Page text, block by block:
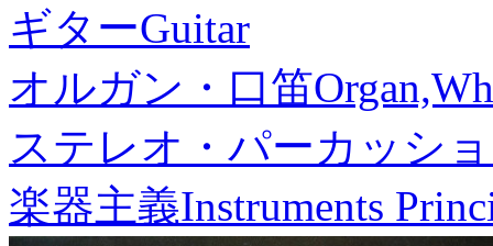
ギターGuitar
オルガン・口笛
ステレオ・パーカッシ
楽器主義Instruments